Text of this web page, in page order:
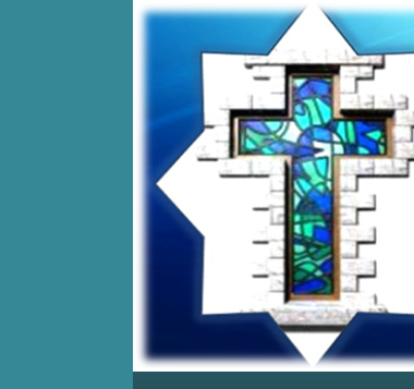
Home Posts RSS Comments RSS